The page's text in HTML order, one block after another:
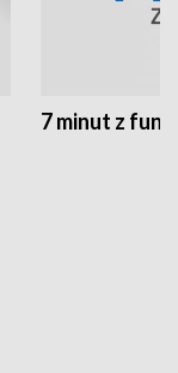
7 minut z